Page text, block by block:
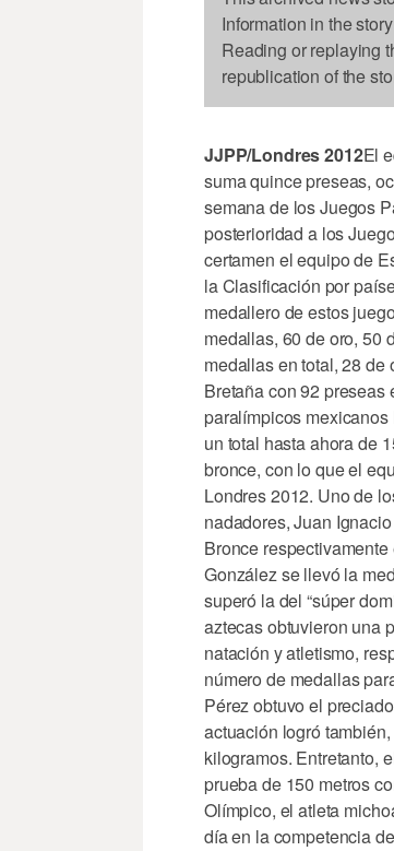
Information in the
Reading or replaying
republication of the
JJPP/Londres 2012El
suma quince preseas,
semana de los Juegos
posterioridad a los
certamen el equipo de
la Clasificación por
medallero de estos
medallas, 60 de oro, 50
medallas en total, 28 de
Bretaña con 92 preseas
paralímpicos
un total hasta ahora de
bronce, con lo que el
Londres 2012. Uno de
nadadores, Juan
Bronce
González se llevó la
superó la del “súper
aztecas obtuvieron una
natación y atletismo,
número de medallas
Pérez obtuvo el
actuación logró
kilogramos. Entretanto,
prueba de 150 metros
Olímpico, el atleta
día en la competencia